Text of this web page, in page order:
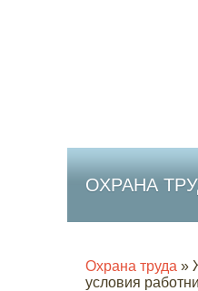
ОХРАНА
Охрана труда »
условия